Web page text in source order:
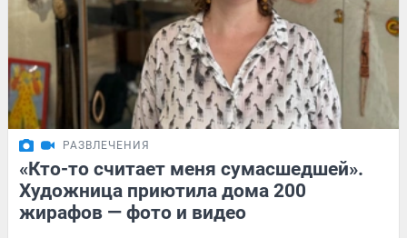
РАЗВЛЕЧЕНИЯ
«Кто-то считает меня сумасшедшей».
Художница приютила дома 200
жирафов — фото и видео